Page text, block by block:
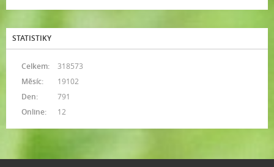
STATISTIKY
Online: 12
Celkem:
318573
Měsíc:
19102
Den:
791